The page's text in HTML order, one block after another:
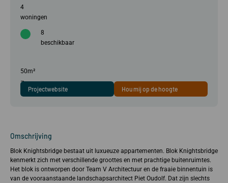
4
woningen
8
beschikbaar
50m²
–
93m²Projectwebsite Hou mij op de hoogte
Omschrijving
Blok Knightsbridge bestaat uit luxueuze appartementen. Blok Knightsbridge
kenmerkt zich met verschillende groottes en met prachtige buitenruimtes.
Het blok is ontworpen door Team V Architectuur en de fraaie binnentuin is
van de vooraanstaande landschapsarchitect Piet Oudolf. Dat zijn slechts